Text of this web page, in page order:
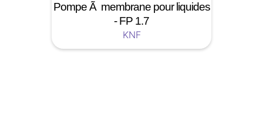
Pompe Ã membrane pour liquides
- FP 1.7
KNF